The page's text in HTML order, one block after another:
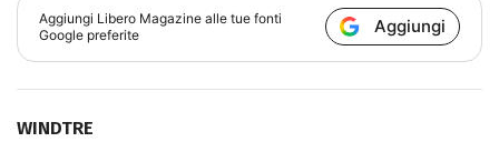
Aggiungi Libero Magazine alle tue fonti
Google preferite
Aggiungi
WINDTRE